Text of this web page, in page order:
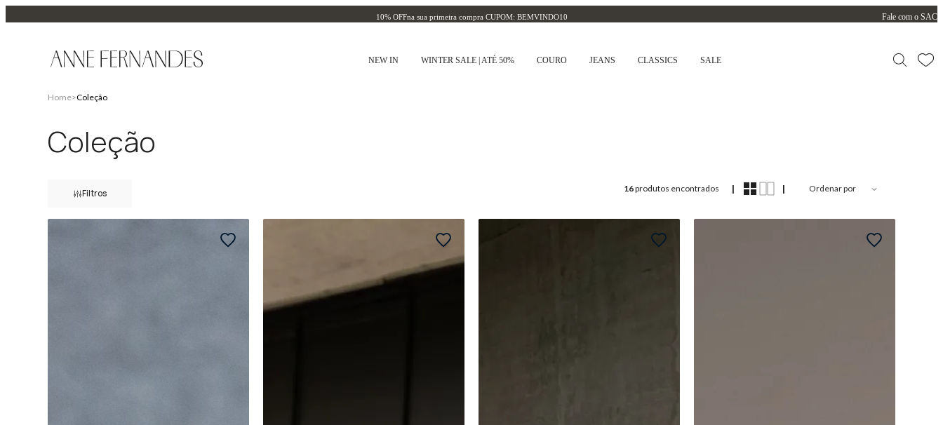
10% OFFna sua primeira compra CUPOM: BEMVINDO10 Fale com o SAC
NEW IN WINTER SALE | ATÉ 50% COURO JEANS CLASSICS SALE
Home>Coleção
Coleção
Filtros
Categoria
Tamanho
16produtos encontrados | | Ordenar por